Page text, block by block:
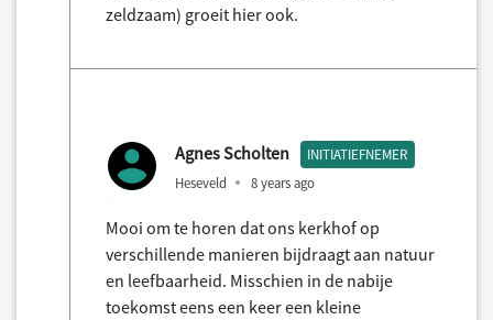
zeldzaam) groeit hier ook.
Agnes Scholten INITIATIEFNEMER
Heseveld 8 years ago
Mooi om te horen dat ons kerkhof op
verschillende manieren bijdraagt aan natuur
en leefbaarheid. Misschien in de nabije
toekomst eens een keer een kleine